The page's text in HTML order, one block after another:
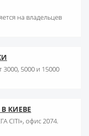
на владельцев
3000, 5000 и 15000
КИЕВЕ
СІТІ», офис 2074.